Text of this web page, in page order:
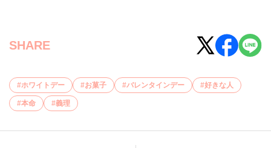
SHARE
ホワイトデー お菓子 バレンタインデー 好きな人
本命 義理